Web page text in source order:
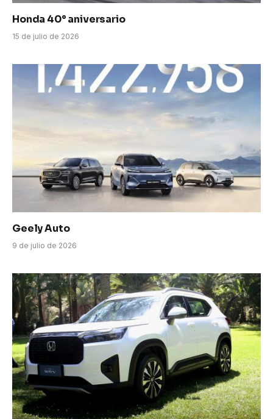
Honda 40° aniversario
15 de julio de 2026
Geely Auto
9 de julio de 2026